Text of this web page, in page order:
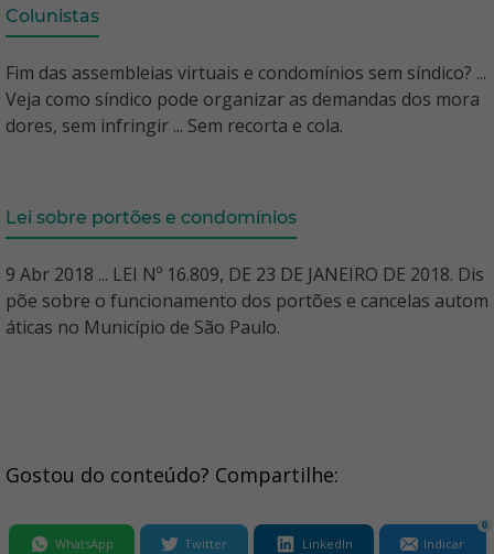
Colunistas
Fim das assembleias virtuais e condomínios sem síndico? ...
Veja como síndico pode organizar as demandas dos mora
dores, sem infringir ... Sem recorta e cola.
Lei sobre portões e condomínios
9 Abr 2018 ... LEI Nº 16.809, DE 23 DE JANEIRO DE 2018. Dis
põe sobre o funcionamento dos portões e cancelas autom
áticas no Município de São Paulo.
Gostou do conteúdo? Compartilhe:
WhatsApp Twitter LinkedIn Indicar
0